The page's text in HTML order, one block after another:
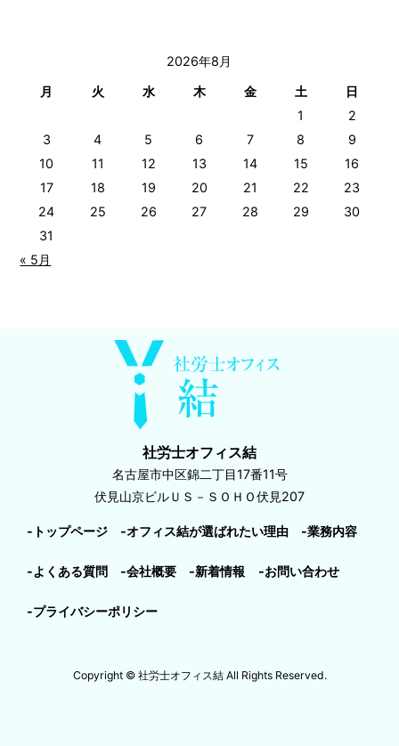
2026年8月
月
火 水 木 金 土
日
1
2
3
4 5 6 7 8
9
10
11 12 13 14 15
16
17
18 19 20 21 22
23
24
25 26 27 28 29
30
31
« 5月
社労士オフィス結
名古屋市中区錦二丁目17番11号
伏見山京ビルＵＳ－ＳＯＨＯ伏見207
-トップページ -オフィス結が選ばれたい理由 -業務内容
-よくある質問 -会社概要 -新着情報 -お問い合わせ
-プライバシーポリシー
Copyright © 社労士オフィス結 All Rights Reserved.